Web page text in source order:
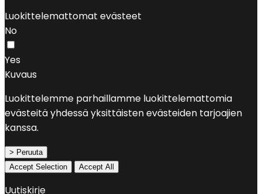
Luokittelemattomat evästeet
No
Yes
Kuvaus
Luokittelemme parhaillamme luokittelemattomia
evästeitä yhdessä yksittäisten evästeiden tarjoajien
kanssa.
> Peruuta
Accept Selection
Accept All
Uutiskirje